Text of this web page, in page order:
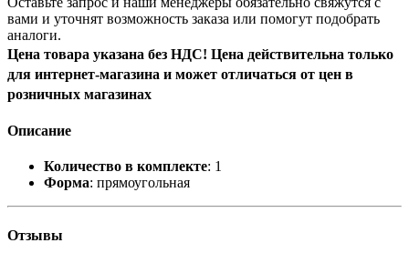
вами и уточнят возможность заказа или помогут подобрать
аналоги.
Цена товара указана без НДС! Цена действительна только
для интернет-магазина и может отличаться от цен в
розничных магазинах
Описание
Количество в комплекте: 1
Форма: прямоугольная
Отзывы